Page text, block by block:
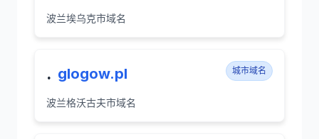
波兰埃乌克市域名
. glogow.pl 城市域名
波兰格沃古夫市域名